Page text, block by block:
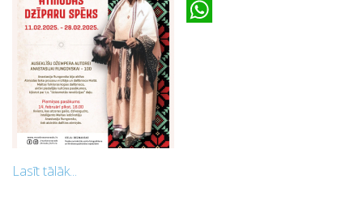
X
Lasīt tālāk...